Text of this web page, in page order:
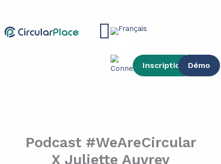
contenu
Main
Inscription Démo
Podcast #WeAreCircular
X Juliette Auvrey